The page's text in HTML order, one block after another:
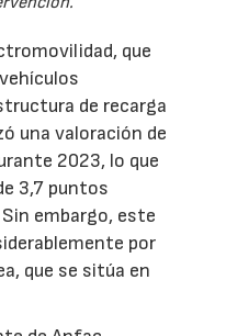
que
de recarga
una valoración de
2023, lo que
3,7 puntos
embargo, este
por
que se sitúa en